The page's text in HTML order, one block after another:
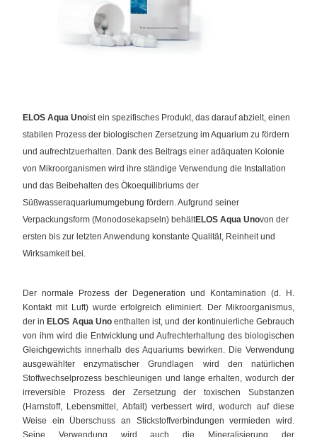
ELOS Aqua Unoist ein spezifisches Produkt, das darauf abzielt, einen
stabilen Prozess der biologischen Zersetzung im Aquarium zu fördern
und aufrechtzuerhalten. Dank des Beitrags einer adäquaten Kolonie
von Mikroorganismen wird ihre ständige Verwendung die Installation
und das Beibehalten des Ökoequilibriums der
Süßwasseraquariumumgebung fördern. Aufgrund seiner
Verpackungsform (Monodosekapseln) behältELOS Aqua Unovon der
ersten bis zur letzten Anwendung konstante Qualität, Reinheit und
Wirksamkeit bei.
Der normale Prozess der Degeneration und Kontamination (d. H.
Kontakt mit Luft) wurde erfolgreich eliminiert. Der Mikroorganismus,
der inELOS Aqua Unoenthalten ist, und der kontinuierliche Gebrauch
von ihm wird die Entwicklung und Aufrechterhaltung des biologischen
Gleichgewichts innerhalb des Aquariums bewirken. Die Verwendung
ausgewählter enzymatischer Grundlagen wird den natürlichen
Stoffwechselprozess beschleunigen und lange erhalten, wodurch der
irreversible Prozess der Zersetzung der toxischen Substanzen
(Harnstoff, Lebensmittel, Abfall) verbessert wird, wodurch auf diese
Weise ein Überschuss an Stickstoffverbindungen vermieden wird.
Seine Verwendung wird auch die Mineralisierung der